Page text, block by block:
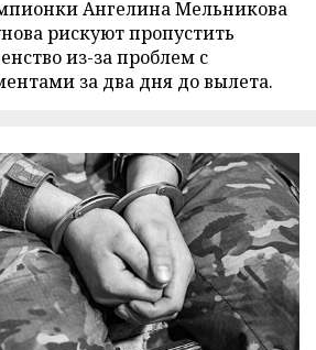
Ангелина Мельникова
рискуют пропустить
из-за проблем с
за два дня до вылета.